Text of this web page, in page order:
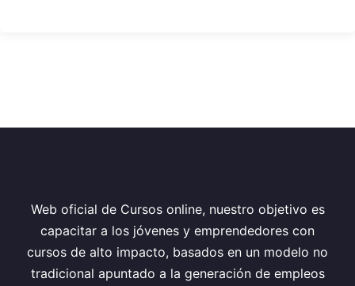
Web oficial de Cursos online, nuestro objetivo es
capacitar a los jóvenes y emprendedores con
cursos de alto impacto, basados en un modelo no
tradicional apuntado a la generación de empleos